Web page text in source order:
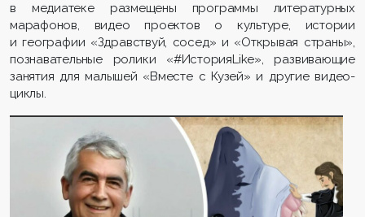
в медиатеке размещены программы литературных
марафонов, видео проектов о культуре, истории
и географии «Здравствуй, сосед» и «Открывая страны»,
познавательные ролики «#ИсторияLike», развивающие
занятия для малышей «Вместе с Кузей» и другие видео-
циклы.